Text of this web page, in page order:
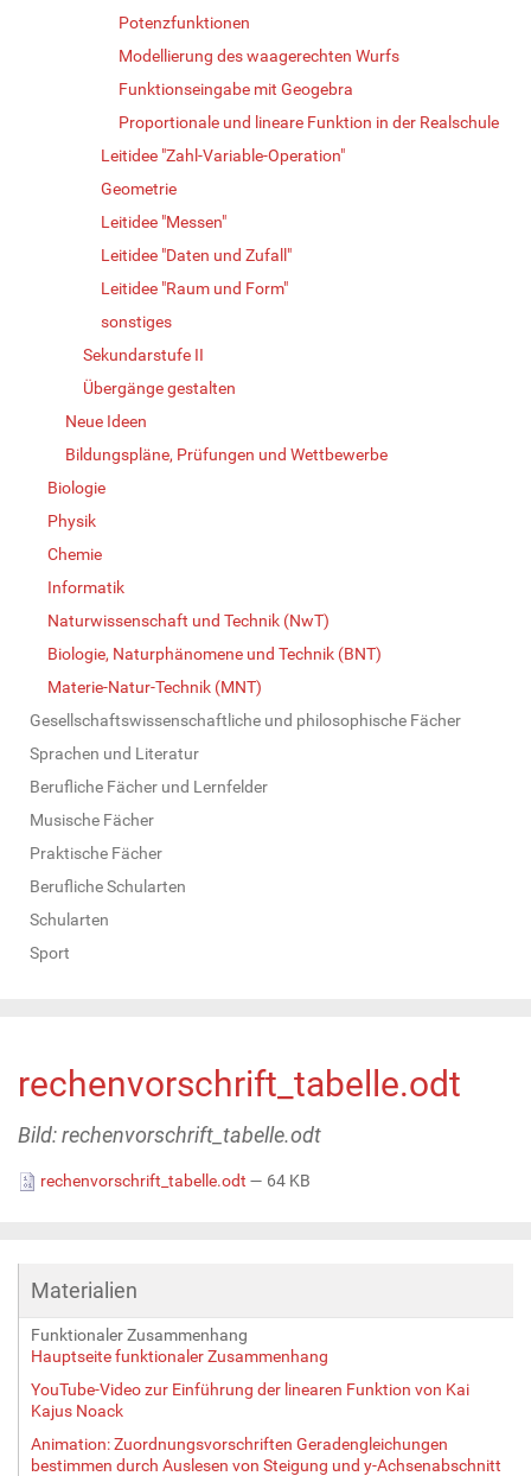
Potenzfunktionen
Modellierung des waagerechten Wurfs
Funktionseingabe mit Geogebra
Proportionale und lineare Funktion in der Realschule
Leitidee "Zahl-Variable-Operation"
Geometrie
Leitidee "Messen"
Leitidee "Daten und Zufall"
Leitidee "Raum und Form"
sonstiges
Sekundarstufe II
Übergänge gestalten
Neue Ideen
Bildungspläne, Prüfungen und Wettbewerbe
Biologie
Physik
Chemie
Informatik
Naturwissenschaft und Technik (NwT)
Biologie, Naturphänomene und Technik (BNT)
Materie-Natur-Technik (MNT)
Gesellschaftswissenschaftliche und philosophische Fächer
Sprachen und Literatur
Berufliche Fächer und Lernfelder
Musische Fächer
Praktische Fächer
Berufliche Schularten
Schularten
Sport
rechenvorschrift_tabelle.odt
Bild: rechenvorschrift_tabelle.odt
rechenvorschrift_tabelle.odt — 64 KB
Materialien
Funktionaler Zusammenhang
Hauptseite funktionaler Zusammenhang
YouTube-Video zur Einführung der linearen Funktion von Kai
Kajus Noack
Animation: Zuordnungsvorschriften Geradengleichungen
bestimmen durch Auslesen von Steigung und y-Achsenabschnitt